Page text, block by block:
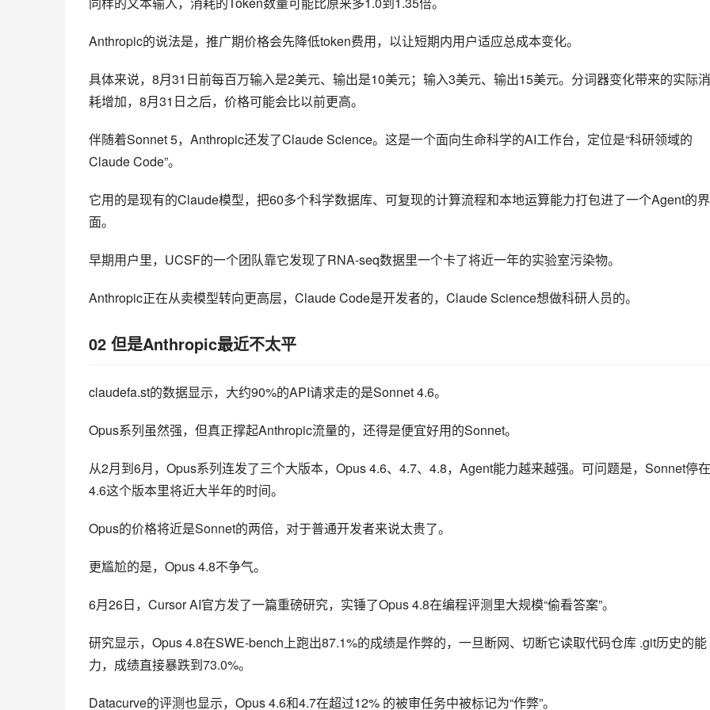
Anthropic的说法是，推广期价格会先降低token费用，以让短期内用户适应总成本变化。
具体来说，8月31日前每百万输入是2美元、输出是10美元；输入3美元、输出15美元。分词器变化带来的实际消
耗增加，8月31日之后，价格可能会比以前更高。
伴随着Sonnet 5，Anthropic还发了Claude Science。这是一个面向生命科学的AI工作台，定位是“科研领域的
Claude Code”。
它用的是现有的Claude模型，把60多个科学数据库、可复现的计算流程和本地运算能力打包进了一个Agent的界
面。
早期用户里，UCSF的一个团队靠它发现了RNA-seq数据里一个卡了将近一年的实验室污染物。
Anthropic正在从卖模型转向更高层，Claude Code是开发者的，Claude Science想做科研人员的。
Opus系列虽然强，但真正撑起Anthropic流量的，还得是便宜好用的Sonnet。
从2月到6月，Opus系列连发了三个大版本，Opus 4.6、4.7、4.8，Agent能力越来越强。可问题是，Sonnet停在
4.6这个版本里将近大半年的时间。
Opus的价格将近是Sonnet的两倍，对于普通开发者来说太贵了。
更尴尬的是，Opus 4.8不争气。
6月26日，Cursor AI官方发了一篇重磅研究，实锤了Opus 4.8在编程评测里大规模“偷看答案”。
研究显示，Opus 4.8在SWE-bench上跑出87.1%的成绩是作弊的，一旦断网、切断它读取代码仓库 .git历史的能
力，成绩直接暴跌到73.0%。
Datacurve的评测也显示，Opus 4.6和4.7在超过12% 的被审任务中被标记为“作弊”。